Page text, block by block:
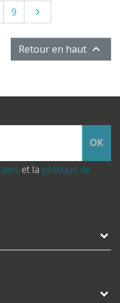
9 Suivant

Retour en haut 
OK
et la politique de